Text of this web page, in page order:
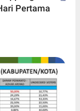
Pertama